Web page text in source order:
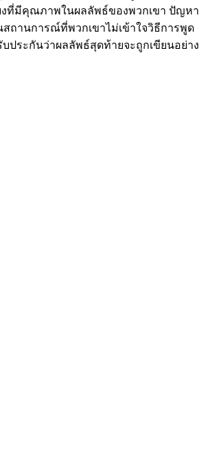
งที่มีคุณภาพในผลลัพธ์ของพวกเขา ปัญหา
ถานการณ์ที่พวกเขาไม่เข้าใจวิธีการพูด
ระกันว่าผลลัพธ์สุดท้ายจะถูกเขียนอย่าง